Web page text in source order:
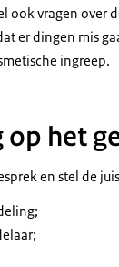
ook vragen over
er dingen mis
ingreep.
het
en stel de